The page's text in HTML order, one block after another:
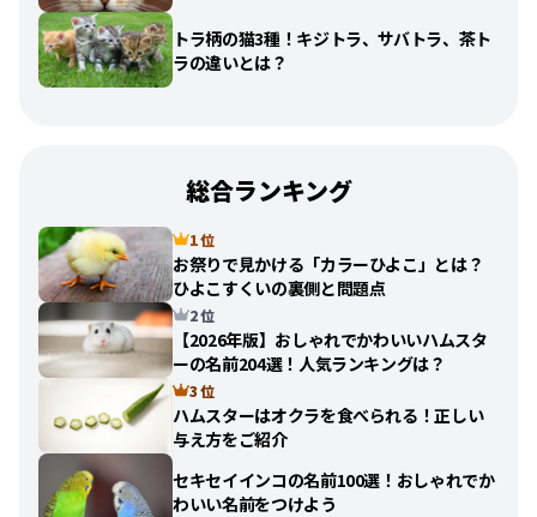
トラ柄の猫3種！キジトラ、サバトラ、茶ト
ラの違いとは？
総合ランキング
1 位
お祭りで見かける「カラーひよこ」とは？
ひよこすくいの裏側と問題点
2 位
【2026年版】おしゃれでかわいいハムスタ
ーの名前204選！人気ランキングは？
3 位
ハムスターはオクラを食べられる！正しい
与え方をご紹介
セキセイインコの名前100選！おしゃれでか
わいい名前をつけよう